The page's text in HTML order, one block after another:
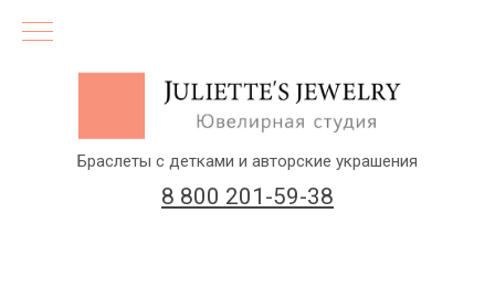
8 800 201-59-38
Браслеты с детками и авторские украшения